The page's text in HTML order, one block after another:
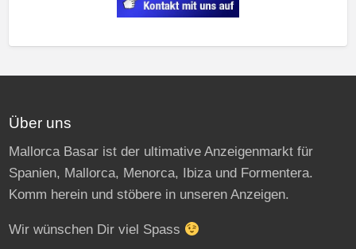
Über uns
Mallorca Basar ist der ultimative Anzeigenmarkt für
Spanien, Mallorca, Menorca, Ibiza und Formentera.
Komm herein und stöbere in unseren Anzeigen.
Wir wünschen Dir viel Spass